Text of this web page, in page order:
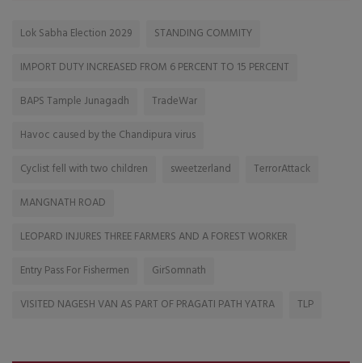
Lok Sabha Election 2029
STANDING COMMITY
IMPORT DUTY INCREASED FROM 6 PERCENT TO 15 PERCENT
BAPS Tample Junagadh
TradeWar
Havoc caused by the Chandipura virus
Cyclist fell with two children
sweetzerland
TerrorAttack
MANGNATH ROAD
LEOPARD INJURES THREE FARMERS AND A FOREST WORKER
Entry Pass For Fishermen
GirSomnath
VISITED NAGESH VAN AS PART OF PRAGATI PATH YATRA
TLP